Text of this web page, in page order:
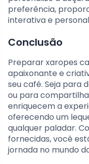
preferência,
interativa e
Conclusão
Preparar xaropes
apaixonante e
seu café. Seja para
ou para
enriquecem a
oferecendo um
qualquer paladar.
fornecidas, você
jornada no mundo